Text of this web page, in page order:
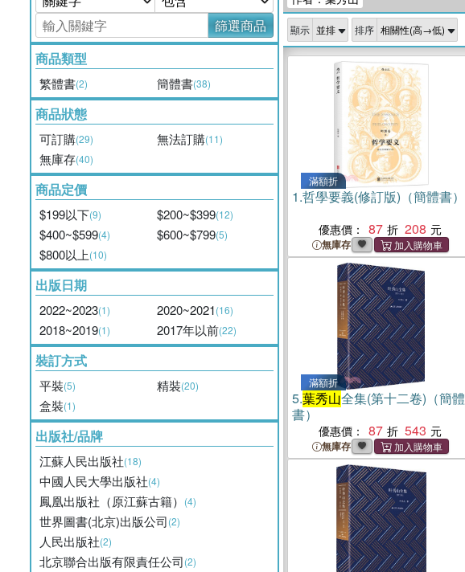
篩選商品
商品類型
繁體書(2) 簡體書(38)
商品狀態
可訂購(29) 無法訂購(11)
無庫存(40)
商品定價
$199以下(9) $200~$399(12)
$400~$599(4) $600~$799(5)
$800以上(10)
出版日期
2022~2023(1) 2020~2021(16)
2018~2019(1) 2017年以前(22)
裝訂方式
平裝(5) 精裝(20)
盒裝(1)
出版社/品牌
江蘇人民出版社(18)
中國人民大學出版社(4)
鳳凰出版社（原江蘇古籍） (4)
世界圖書(北京)出版公司(2)
人民出版社(2)
北京聯合出版有限責任公司(2)
顯示 排序
滿額折
1.哲學要義(修訂版)（簡體書）
優惠價： 87 208
無庫存
滿額折
5.葉秀山全集(第十二卷)（簡體
書）
優惠價： 87 543
無庫存